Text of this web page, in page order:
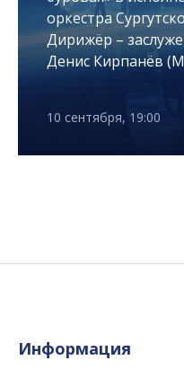
оркестра
Дирижёр –
Денис Кирпанёв
10 сентября, 19:00
Информация